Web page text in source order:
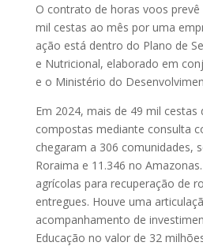
O contrato de horas voos
mil cestas ao mês por uma
ação está dentro do Plano de
e Nutricional, elaborado em
e o Ministério do
Em 2024, mais de 49 mil cestas
compostas mediante consulta
chegaram a 306 comunidades,
Roraima e 11.346 no
agrícolas para recuperação de
entregues. Houve uma
acompanhamento de
Educação no valor de 32